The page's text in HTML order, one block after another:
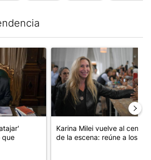
con el título "Milei, listo para 'atajar'
que
Un artículo de tendencia
Karina Milei vuelve al centro
de la escena: reúne a los...